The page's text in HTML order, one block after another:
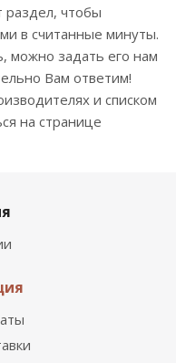
раздел, чтобы
в считанные минуты.
можно задать его нам
Вам ответим!
и списком
на странице